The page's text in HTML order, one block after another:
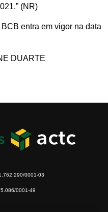
(NR)
entra em vigor na data
DUARTE
0001-03
0001-49